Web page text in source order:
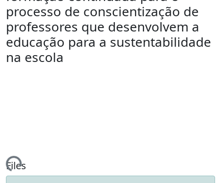
processo de conscientização de
professores que desenvolvem a
educação para a sustentabilidade
na escola
Files